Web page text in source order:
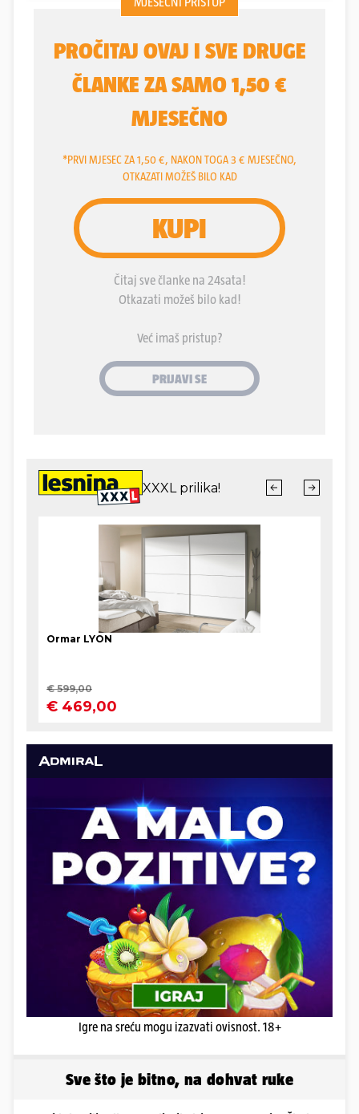
Igre na sreću mogu izazvati ovisnost. 18+
Sve što je bitno, na dohvat ruke